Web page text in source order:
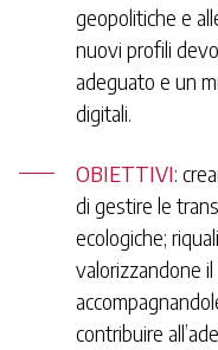
geopolitiche e
nuovi profili
adeguato e un
digitali.
OBIETTIVI:
di gestire le
ecologiche;
valorizzandone
contribuire